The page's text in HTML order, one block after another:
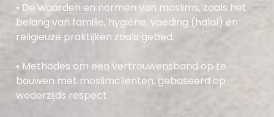
• De waarden en normen van moslims, zoals het
belang van familie, hygiëne, voeding (halal) en
religieuze praktijken zoals gebed.
• Methodes om een vertrouwensband op te
bouwen met moslimcliënten, gebaseerd op
wederzijds respect.